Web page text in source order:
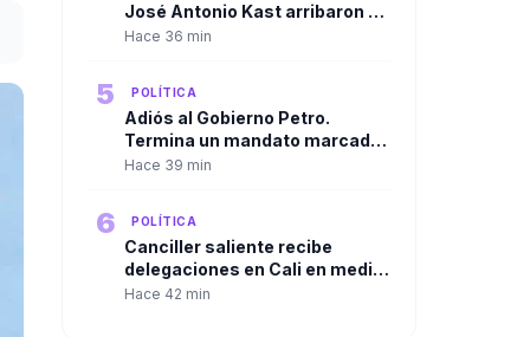
José Antonio Kast arribaron a
Cali para la ceremonia
Hace 36 min
5 POLÍTICA
Adiós al Gobierno Petro.
Termina un mandato marcado
por la polarización y los
Hace 39 min
6 POLÍTICA
Canciller saliente recibe
delegaciones en Cali en medio
del rechazo de algunas que ha
Hace 42 min